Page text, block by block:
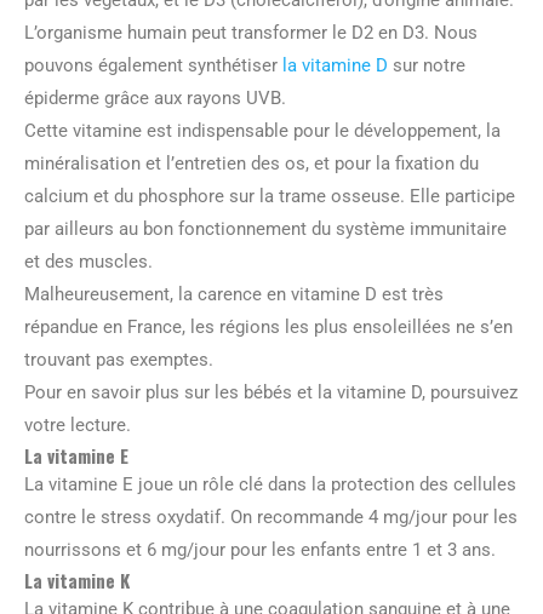
L’organisme humain peut transformer le D2 en D3. Nous
pouvons également synthétiser la vitamine D sur notre
épiderme grâce aux rayons UVB.
Cette vitamine est indispensable pour le développement, la
minéralisation et l’entretien des os, et pour la fixation du
calcium et du phosphore sur la trame osseuse. Elle participe
par ailleurs au bon fonctionnement du système immunitaire
et des muscles.
Malheureusement, la carence en vitamine D est très
répandue en France, les régions les plus ensoleillées ne s’en
trouvant pas exemptes.
Pour en savoir plus sur les bébés et la vitamine D, poursuivez
votre lecture.
La vitamine E
La vitamine E joue un rôle clé dans la protection des cellules
contre le stress oxydatif. On recommande 4 mg/jour pour les
nourrissons et 6 mg/jour pour les enfants entre 1 et 3 ans.
La vitamine K
La vitamine K contribue à une coagulation sanguine et à une